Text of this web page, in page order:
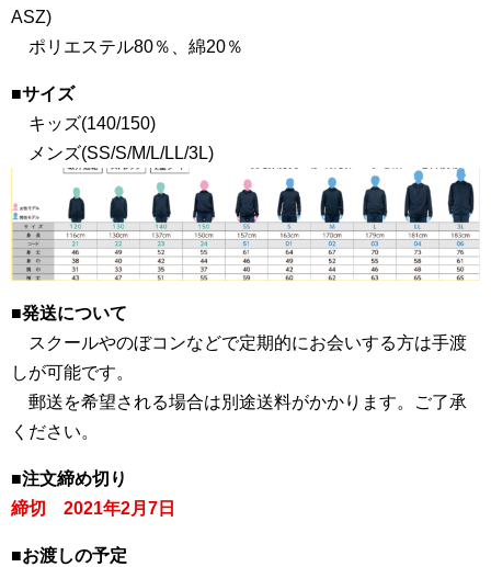
ASZ)
ポリエステル80％、綿20％
■サイズ
キッズ(140/150)
メンズ(SS/S/M/L/LL/3L)
■発送について
スクールやのぼコンなどで定期的にお会いする方は手渡
しが可能です。
郵送を希望される場合は別途送料がかかります。ご了承
ください。
■注文締め切り
締切 2021年2月7日
■お渡しの予定